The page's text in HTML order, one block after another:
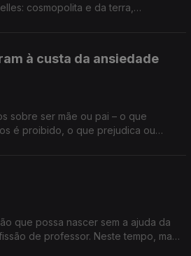
cosmopolita e da terra,
à custa da ansiedade
sobre ser mãe ou pai – o que
é proibido, o que prejudica ou
que possa nascer sem a ajuda da
de professor. Neste tempo, mais